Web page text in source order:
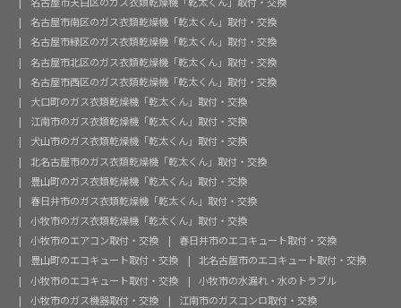
名古屋市南区のガス衣類乾燥機「乾太くん」取付・交換
名古屋市緑区のガス衣類乾燥機「乾太くん」取付・交換
名古屋市北区のガス衣類乾燥機「乾太くん」取付・交換
名古屋市西区のガス衣類乾燥機「乾太くん」取付・交換
大口町のガス衣類乾燥機「乾太くん」取付・交換
江南市のガス衣類乾燥機「乾太くん」取付・交換
犬山市のガス衣類乾燥機「乾太くん」取付・交換
北名古屋市のガス衣類乾燥機「乾太くん」取付・交換
豊山町のガス衣類乾燥機「乾太くん」取付・交換
春日井市のガス衣類乾燥機「乾太くん」取付・交換
小牧市のガス衣類乾燥機「乾太くん」取付・交換
小牧市のエアコン取付・交換
春日井市のエコキュート取付・交換
豊山町のエコキュート取付・交換
北名古屋市のエコキュート取付・交換
小牧市のエコキュート取付・交換
小牧市の水漏れ・水のトラブル
小牧市のガス機器取付・交換
江南市のガスコンロ取付・交換